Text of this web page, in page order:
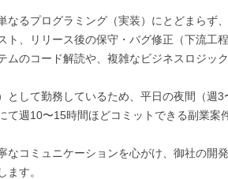
なるプログラミング（実装）にとどまらず
ト、リリース後の保守・バグ修正（下流工
ムのコード解読や、複雑なビジネスロジッ
として勤務しているため、平日の夜間（週
て週10〜15時間ほどコミットできる副業案
なコミュニケーションを心がけ、御社の開
ます。